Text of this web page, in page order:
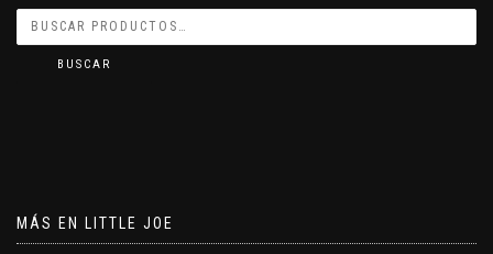
BUSCAR
MÁS EN LITTLE JOE